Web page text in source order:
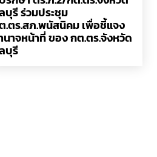
บุรี ร่วมประชุม
.ตร.สภ.พนัสนิคม เพื่อชี้แจง
นาจหน้าที่ ของ กต.ตร.จังหวัด
บุรี